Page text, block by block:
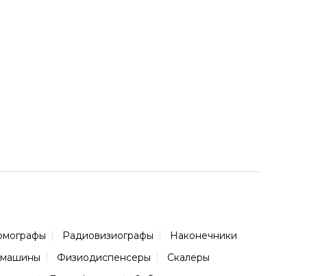
Радиовизиографы
Наконечники
Физиодиспенсеры
Скалеры